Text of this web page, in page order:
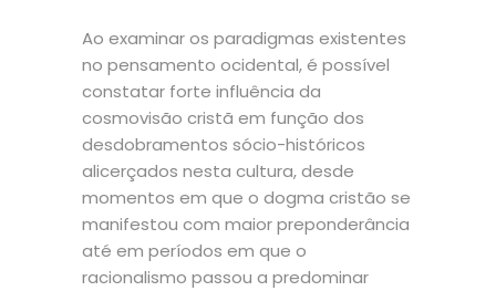
Ao examinar os paradigmas existentes
no pensamento ocidental, é possível
constatar forte influência da
cosmovisão cristã em função dos
desdobramentos sócio-históricos
alicerçados nesta cultura, desde
momentos em que o dogma cristão se
manifestou com maior preponderância
até em períodos em que o
racionalismo passou a predominar